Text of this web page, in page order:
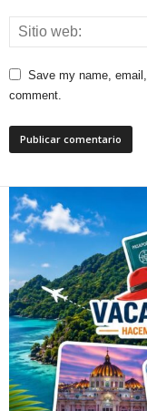
Save my name,
comment.